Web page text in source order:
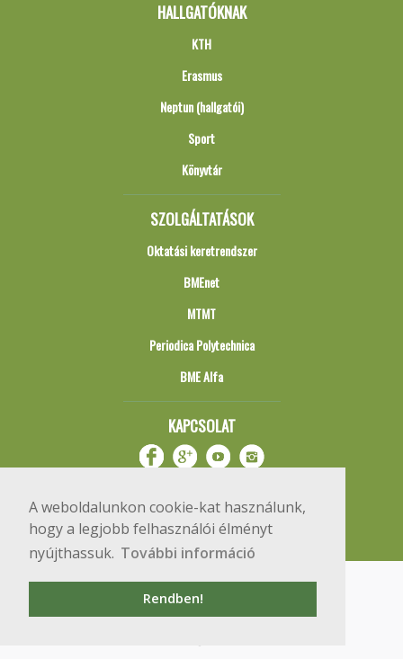
A weboldalunkon cookie-kat használunk,
hogy a legjobb felhasználói élményt
nyújthassuk. További információ
Rendben!
HALLGATÓKNAK
KTH
Erasmus
Neptun (hallgatói)
Sport
Könyvtár
SZOLGÁLTATÁSOK
Oktatási keretrendszer
BMEnet
MTMT
Periodica Polytechnica
BME Alfa
KAPCSOLAT
Copyright © 2020 BME Építőmérnöki Kar
1111 Budapest, Műegyetem rkp. 3.